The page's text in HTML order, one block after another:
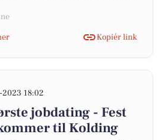
Kopiér link
18:02
jobdating - Fest
til Kolding